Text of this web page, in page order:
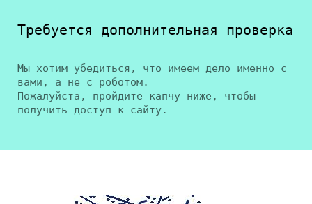
Требуется дополнительная проверка
Мы хотим убедиться, что имеем дело именно с
вами, а не с роботом.
Пожалуйста, пройдите капчу ниже, чтобы
получить доступ к сайту.